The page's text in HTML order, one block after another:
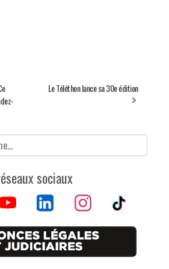
Le Téléthon lance sa 30e édition
sociaux